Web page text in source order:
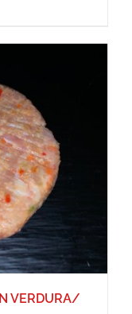
VERDURA/